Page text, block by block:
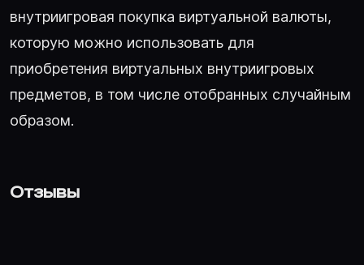
внутриигровая покупка виртуальной валюты,
которую можно использовать для
приобретения виртуальных внутриигровых
предметов, в том числе отобранных случайным
образом.
Отзывы